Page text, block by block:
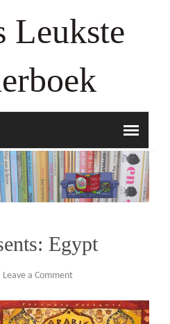
Leukste
Egypt
Leave a Comment